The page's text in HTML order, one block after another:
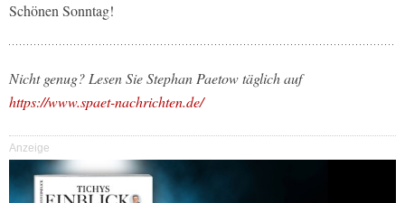
Schönen Sonntag!
Nicht genug? Lesen Sie Stephan Paetow täglich auf
https://www.spaet-nachrichten.de/
Anzeige